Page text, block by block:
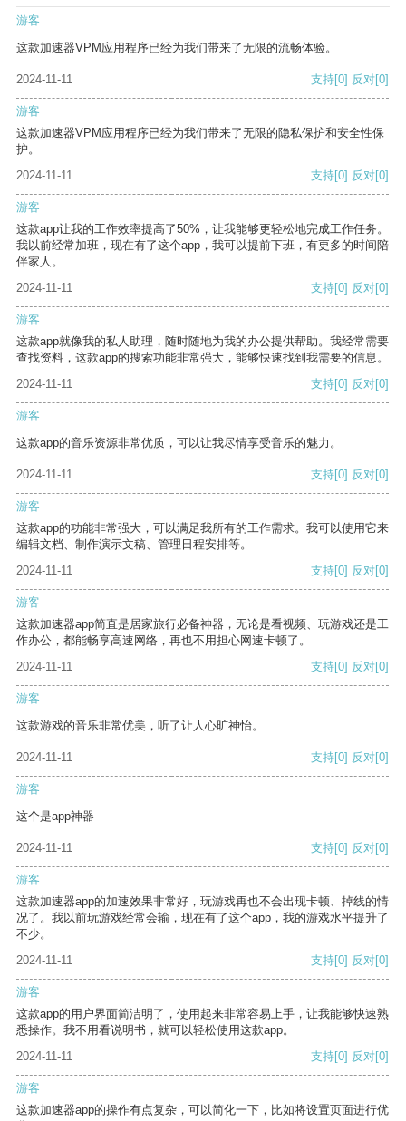
游客
这款加速器VPM应用程序已经为我们带来了无限的流畅体验。
2024-11-11 支持[0] 反对[0]
游客
这款加速器VPM应用程序已经为我们带来了无限的隐私保护和安全性保
护。
2024-11-11
支持[0] 反对[0]
游客
这款app让我的工作效率提高了50%，让我能够更轻松地完成工作任务。
我以前经常加班，现在有了这个app，我可以提前下班，有更多的时间陪
伴家人。
2024-11-11
支持[0] 反对[0]
游客
这款app就像我的私人助理，随时随地为我的办公提供帮助。我经常需要
查找资料，这款app的搜索功能非常强大，能够快速找到我需要的信息。
2024-11-11
支持[0] 反对[0]
游客
这款app的音乐资源非常优质，可以让我尽情享受音乐的魅力。
2024-11-11 支持[0] 反对[0]
游客
这款app的功能非常强大，可以满足我所有的工作需求。我可以使用它来
编辑文档、制作演示文稿、管理日程安排等。
2024-11-11
支持[0] 反对[0]
游客
这款加速器app简直是居家旅行必备神器，无论是看视频、玩游戏还是工
作办公，都能畅享高速网络，再也不用担心网速卡顿了。
2024-11-11
支持[0] 反对[0]
游客
这款游戏的音乐非常优美，听了让人心旷神怡。
2024-11-11 支持[0] 反对[0]
游客
这个是app神器
2024-11-11 支持[0] 反对[0]
游客
这款加速器app的加速效果非常好，玩游戏再也不会出现卡顿、掉线的情
况了。我以前玩游戏经常会输，现在有了这个app，我的游戏水平提升了
不少。
2024-11-11
支持[0] 反对[0]
游客
这款app的用户界面简洁明了，使用起来非常容易上手，让我能够快速熟
悉操作。我不用看说明书，就可以轻松使用这款app。
2024-11-11
支持[0] 反对[0]
游客
这款加速器app的操作有点复杂，可以简化一下，比如将设置页面进行优